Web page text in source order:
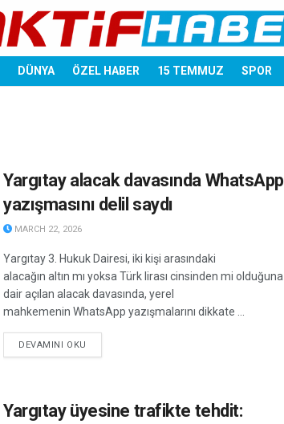
DÜNYA ÖZEL HABER 15 TEMMUZ SPOR
Yargıtay alacak davasında WhatsApp
yazışmasını delil saydı
MARCH 22, 2026
Yargıtay 3. Hukuk Dairesi, iki kişi arasındaki
alacağın altın mı yoksa Türk lirası cinsinden mi olduğuna
dair açılan alacak davasında, yerel
mahkemenin WhatsApp yazışmalarını dikkate ...
DEVAMINI OKU
Yargıtay üyesine trafikte tehdit: